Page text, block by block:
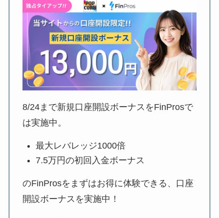
8/24まで新規口座開設ボーナスをFinProsで
は実施中。
最大レバレッジ1000倍
7.5万円の初回入金ボーナス
のFinProsをまずはお得に体験できる、口座
開設ボーナスを実施中！